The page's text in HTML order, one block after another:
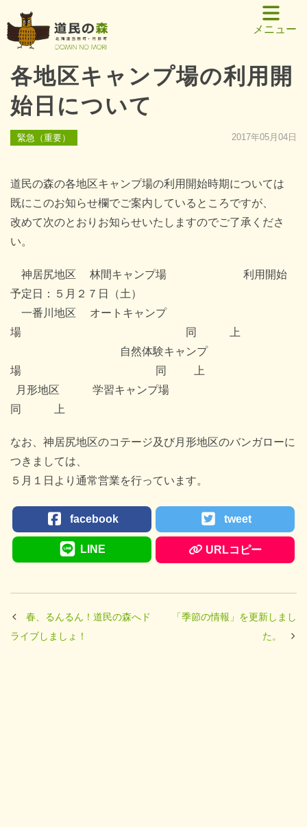
メニュー
各地区キャンプ場の利用開
始日について
緊急（重要） 2017年05月04日
道民の森の各地区キャンプ場の利用開始時期については
既にこのお知らせ欄でご案内しているところですが、
改めて次のとおりお知らせいたしますのでご了承くださ
い。
神居尻地区 林間キャンプ場 利用開始
予定日：５月２７日（土）
一番川地区 オートキャンプ
場 同 上
自然体験キャンプ
場 同 上
月形地区 学習キャンプ場
同 上
なお、神居尻地区のコテージ及び月形地区のバンガローに
つきましては、
５月１日より通常営業を行っています。
facebook tweet
LINE URLコピー
春、るんるん！道民の森へド
ライブしましょ！
「季節の情報」を更新しまし
た。